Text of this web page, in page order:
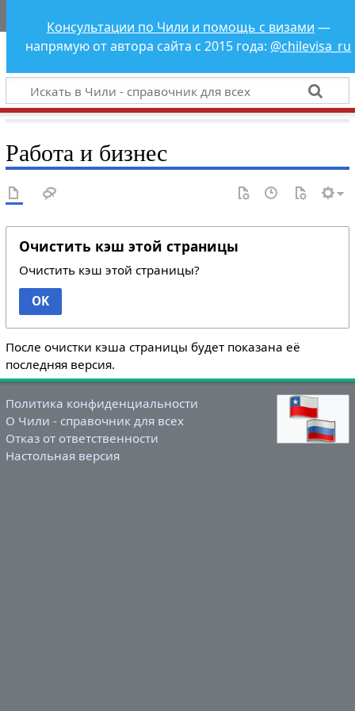
Чили - справочник
для всех
Консультации по Чили и помощь с визами —
напрямую от автора сайта с 2015 года: @chilevisa_ru
Работа и бизнес
Очистить кэш этой страницы
Очистить кэш этой страницы?
OK
После очистки кэша страницы будет показана её
последняя версия.
Политика конфиденциальности
О Чили - справочник для всех
Отказ от ответственности
Настольная версия